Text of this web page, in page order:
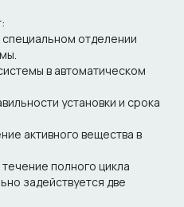
отделении
в автоматическом
установки и срока
активного вещества в
полного цикла
задействуется две